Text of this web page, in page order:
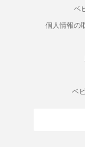
ベ
個人情報の
ベ